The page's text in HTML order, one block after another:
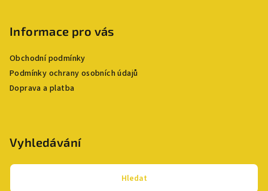
Informace pro vás
Obchodní podmínky
Podmínky ochrany osobních údajů
Doprava a platba
Vyhledávání
Hledat